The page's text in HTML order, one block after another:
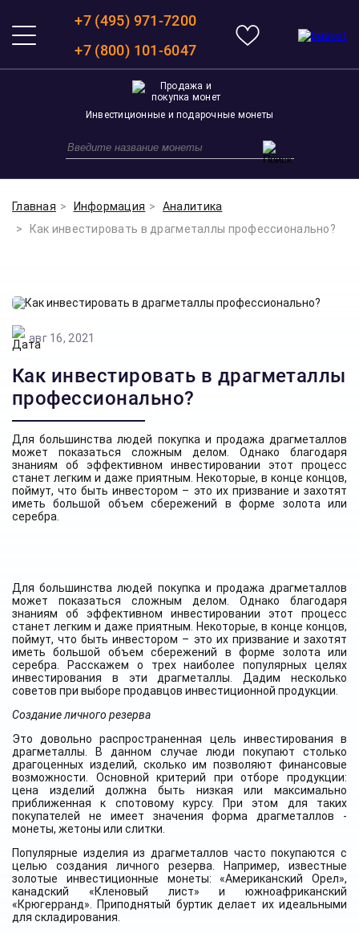
+7 (495) 971-7200
+7 (800) 101-6047
Инвестиционные и подарочные монеты
Главная Информация
Аналитика
Как инвестировать в драгметаллы профессионально?
авг 16, 2021
Как инвестировать в драгметаллы
профессионально?
Для большинства людей покупка и продажа драгметаллов
может показаться сложным делом. Однако благодаря
знаниям об эффективном инвестировании этот процесс
станет легким и даже приятным. Некоторые, в конце концов,
поймут, что быть инвестором – это их призвание и захотят
иметь большой объем сбережений в форме золота или
серебра.
Для большинства людей покупка и продажа драгметаллов
может показаться сложным делом. Однако благодаря
знаниям об эффективном инвестировании этот процесс
станет легким и даже приятным. Некоторые, в конце концов,
поймут, что быть инвестором – это их призвание и захотят
иметь большой объем сбережений в форме золота или
серебра. Расскажем о трех наиболее популярных целях
инвестирования в эти драгметаллы. Дадим несколько
советов при выборе продавцов инвестиционной продукции.
Создание личного резерва
Это довольно распространенная цель инвестирования в
драгметаллы. В данном случае люди покупают столько
драгоценных изделий, сколько им позволяют финансовые
возможности. Основной критерий при отборе продукции:
цена изделий должна быть низкая или максимально
приближенная к спотовому курсу. При этом для таких
покупателей не имеет значения форма драгметаллов -
монеты, жетоны или слитки.
Популярные изделия из драгметаллов часто покупаются с
целью создания личного резерва. Например, известные
золотые инвестиционные монеты: «Американский Орел»,
канадский «Кленовый лист» и южноафриканский
«Крюгерранд». Приподнятый буртик делает их идеальными
для складирования.